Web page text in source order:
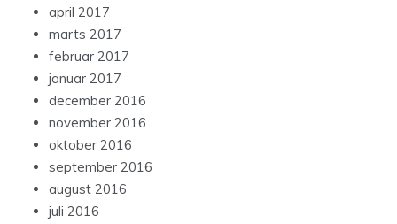
april 2017
marts 2017
februar 2017
januar 2017
december 2016
november 2016
oktober 2016
september 2016
august 2016
juli 2016